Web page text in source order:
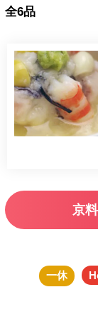
全6品
京
一休